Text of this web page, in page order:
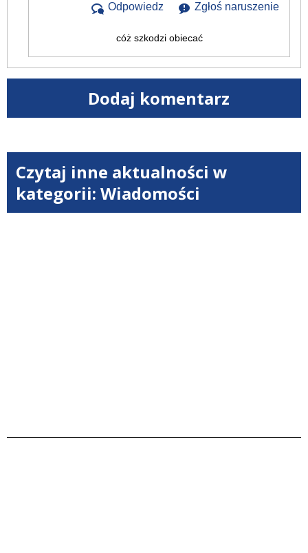
Odpowiedz Zgłoś naruszenie
cóż szkodzi obiecać
Dodaj komentarz
Czytaj inne aktualności w
kategorii: Wiadomości